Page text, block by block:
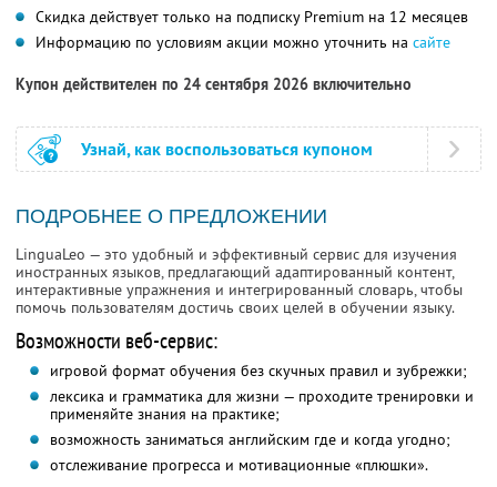
Скидка действует только на подписку Premium на 12 месяцев
Информацию по условиям акции можно уточнить на сайте
Купон действителен по 24 сентября 2026 включительно
Узнай, как воспользоваться купоном
ПОДРОБНЕЕ О ПРЕДЛОЖЕНИИ
LinguaLeo — это удобный и эффективный сервис для изучения
иностранных языков, предлагающий адаптированный контент,
интерактивные упражнения и интегрированный словарь, чтобы
помочь пользователям достичь своих целей в обучении языку.
Возможности веб-сервис:
игровой формат обучения без скучных правил и зубрежки;
лексика и грамматика для жизни — проходите тренировки и
применяйте знания на практике;
возможность заниматься английским где и когда угодно;
отслеживание прогресса и мотивационные «плюшки».